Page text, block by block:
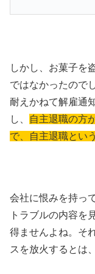
しかし、お菓子を
ではなかったので
耐えかねて解雇通
し、
自主退職の方
で、自主退職とい
会社に恨みを持っ
トラブルの内容を
得ませんよね。そ
スを放火するとは